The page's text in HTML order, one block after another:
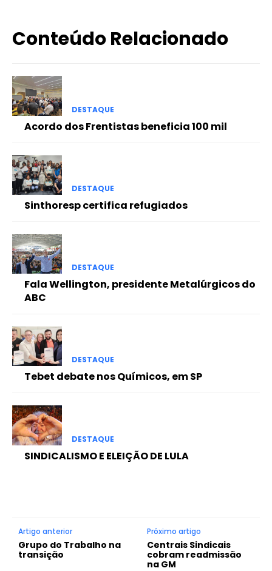
Conteúdo Relacionado
DESTAQUE
Acordo dos Frentistas beneficia 100 mil
DESTAQUE
Sinthoresp certifica refugiados
DESTAQUE
Fala Wellington, presidente Metalúrgicos do
ABC
DESTAQUE
Tebet debate nos Químicos, em SP
DESTAQUE
SINDICALISMO E ELEIÇÃO DE LULA
Artigo anterior
Grupo do Trabalho na
transição
Próximo artigo
Centrais Sindicais
cobram readmissão
na GM